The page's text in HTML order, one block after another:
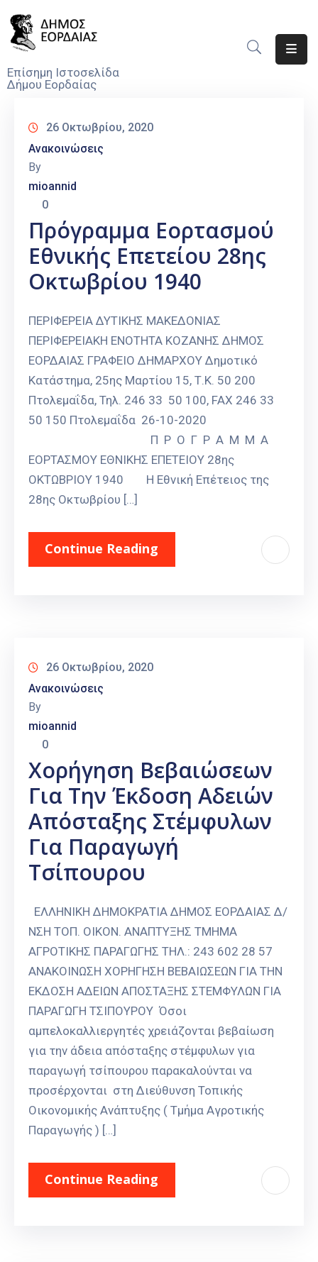
Επίσημη Ιστοσελίδα
Δήμου Εορδαίας
Νέα
Υπηρεσίες
Του
Δήμου
Προσκλήσεις
Αποφάσεις
Καιρός
26 Οκτωβρίου, 2020
Ανακοινώσεις
By
mioannid
0
Πρόγραμμα Εορτασμού
Εθνικής Επετείου 28ης
Οκτωβρίου 1940
ΠΕΡΙΦΕΡΕΙΑ ΔΥΤΙΚΗΣ ΜΑΚΕΔΟΝΙΑΣ
ΠΕΡΙΦΕΡΕΙΑΚΗ ΕΝΟΤΗΤΑ ΚΟΖΑΝΗΣ ΔΗΜΟΣ
ΕΟΡΔΑΙΑΣ ΓΡΑΦΕΙΟ ΔΗΜΑΡΧΟΥ Δημοτικό
Κατάστημα, 25ης Μαρτίου 15, Τ.Κ. 50 200
Πτολεμαΐδα, Τηλ. 246 33 50 100, FAX 246 33
50 150 Πτολεμαΐδα 26-10-2020
Π Ρ Ο Γ Ρ Α Μ Μ Α
ΕΟΡΤΑΣΜΟΥ ΕΘΝΙΚΗΣ ΕΠΕΤΕΙΟΥ 28ης
ΟΚΤΩΒΡΙΟΥ 1940 Η Εθνική Επέτειος της
28ης Οκτωβρίου […]
Continue Reading
26 Οκτωβρίου, 2020
Ανακοινώσεις
By
mioannid
0
Χορήγηση Βεβαιώσεων
Για Την Έκδοση Αδειών
Απόσταξης Στέμφυλων
Για Παραγωγή
Τσίπουρου
ΕΛΛΗΝΙΚΗ ΔΗΜΟΚΡΑΤΙΑ ΔΗΜΟΣ ΕΟΡΔΑΙΑΣ Δ/
ΝΣΗ ΤΟΠ. ΟΙΚΟΝ. ΑΝΑΠΤΥΞΗΣ ΤΜΗΜΑ
ΑΓΡΟΤΙΚΗΣ ΠΑΡΑΓΩΓΗΣ ΤΗΛ.: 243 602 28 57
ΑΝΑΚΟΙΝΩΣΗ ΧΟΡΗΓΗΣΗ ΒΕΒΑΙΩΣΕΩΝ ΓΙΑ ΤΗΝ
ΕΚΔΟΣΗ ΑΔΕΙΩΝ ΑΠΟΣΤΑΞΗΣ ΣΤΕΜΦΥΛΩΝ ΓΙΑ
ΠΑΡΑΓΩΓΗ ΤΣΙΠΟΥΡΟΥ Όσοι
αμπελοκαλλιεργητές χρειάζονται βεβαίωση
για την άδεια απόσταξης στέμφυλων για
παραγωγή τσίπουρου παρακαλούνται να
προσέρχονται στη Διεύθυνση Τοπικής
Οικονομικής Ανάπτυξης ( Τμήμα Αγροτικής
Παραγωγής ) […]
Continue Reading